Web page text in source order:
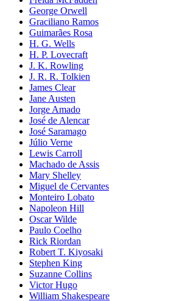
George Orwell
Graciliano Ramos
Guimarães Rosa
H. G. Wells
H. P. Lovecraft
J. K. Rowling
J. R. R. Tolkien
James Clear
Jane Austen
Jorge Amado
José de Alencar
José Saramago
Júlio Verne
Lewis Carroll
Machado de Assis
Mary Shelley
Miguel de Cervantes
Monteiro Lobato
Napoleon Hill
Oscar Wilde
Paulo Coelho
Rick Riordan
Robert T. Kiyosaki
Stephen King
Suzanne Collins
Victor Hugo
William Shakespeare
LÍNGUAS
ESOTERISMO
ESPORTES
E LAZER
FICÇÃO
FILOSOFIA
FINANÇAS
GEOGRAFIA
HISTÓRIA
MANGÁS
INFANTIL